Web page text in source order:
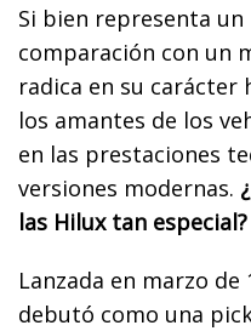
Si bien representa
comparación con un
radica en su
los amantes de los
en las prestaciones
versiones modernas.
las Hilux tan especial?
Lanzada en marzo
debutó como una